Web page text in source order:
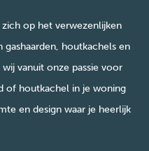
op het verwezenlijken
houtkachels en
vanuit onze passie voor
of houtkachel in je woning
en design waar je heerlijk